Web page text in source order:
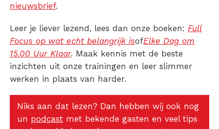
nieuwsbrief.
Leer je liever lezend, lees dan onze boeken: Full
Focus op wat echt belangrijk isofElke Dag om
15.00 Uur Klaar. Maak kennis met de beste
inzichten uit onze trainingen en leer slimmer
werken in plaats van harder.
Niks aan dat lezen? Dan hebben wij ook nog
un podcast met bekende gasten en veel tips